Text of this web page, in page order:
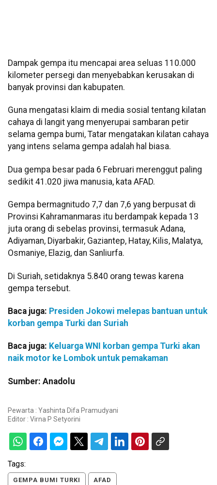
Dampak gempa itu mencapai area seluas 110.000
kilometer persegi dan menyebabkan kerusakan di
banyak provinsi dan kabupaten.
Guna mengatasi klaim di media sosial tentang kilatan
cahaya di langit yang menyerupai sambaran petir
selama gempa bumi, Tatar mengatakan kilatan cahaya
yang intens selama gempa adalah hal biasa.
Dua gempa besar pada 6 Februari merenggut paling
sedikit 41.020 jiwa manusia, kata AFAD.
Gempa bermagnitudo 7,7 dan 7,6 yang berpusat di
Provinsi Kahramanmaras itu berdampak kepada 13
juta orang di sebelas provinsi, termasuk Adana,
Adiyaman, Diyarbakir, Gaziantep, Hatay, Kilis, Malatya,
Osmaniye, Elazig, dan Sanliurfa.
Di Suriah, setidaknya 5.840 orang tewas karena
gempa tersebut.
Baca juga: Presiden Jokowi melepas bantuan untuk
korban gempa Turki dan Suriah
Baca juga: Keluarga WNI korban gempa Turki akan
naik motor ke Lombok untuk pemakaman
Sumber: Anadolu
Pewarta : Yashinta Difa Pramudyani
Editor : Virna P Setyorini
Tags:
GEMPA BUMI TURKI AFAD